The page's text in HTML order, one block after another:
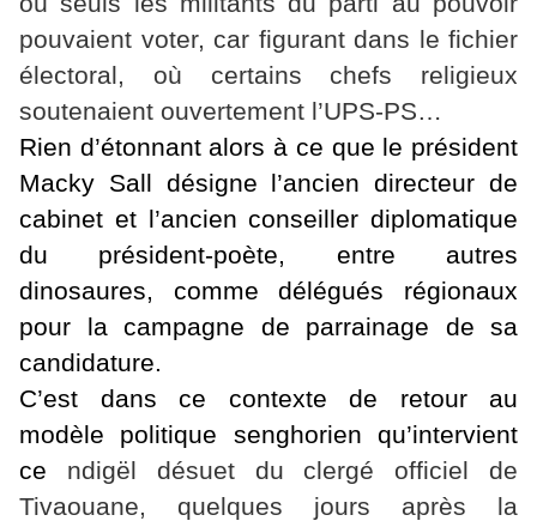
pouvaient voter, car figurant dans le fichier
électoral, où certains chefs religieux
soutenaient ouvertement l’UPS-PS…
Rien d’étonnant alors à ce que le président
Macky Sall désigne l’ancien directeur de
cabinet et l’ancien conseiller diplomatique
du président-poète, entre autres
dinosaures, commedélégués régionaux
pour la campagne de parrainage de sa
candidature.
C’est dans ce contexte de retour au
modèle politique senghorien qu’intervient
ce ndigël désuet du clergé officiel de
Tivaouane, quelques jours après la